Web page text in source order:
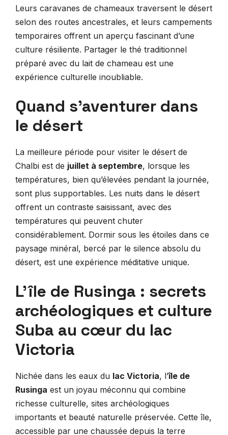
Leurs caravanes de chameaux traversent le désert
selon des routes ancestrales, et leurs campements
temporaires offrent un aperçu fascinant d’une
culture résiliente. Partager le thé traditionnel
préparé avec du lait de chameau est une
expérience culturelle inoubliable.
Quand s’aventurer dans
le désert
La meilleure période pour visiter le désert de
Chalbi est de juillet à septembre, lorsque les
températures, bien qu’élevées pendant la journée,
sont plus supportables. Les nuits dans le désert
offrent un contraste saisissant, avec des
températures qui peuvent chuter
considérablement. Dormir sous les étoiles dans ce
paysage minéral, bercé par le silence absolu du
désert, est une expérience méditative unique.
L’île de Rusinga : secrets
archéologiques et culture
Suba au cœur du lac
Victoria
Nichée dans les eaux du lac Victoria, l’île de
Rusinga est un joyau méconnu qui combine
richesse culturelle, sites archéologiques
importants et beauté naturelle préservée. Cette île,
accessible par une chaussée depuis la terre